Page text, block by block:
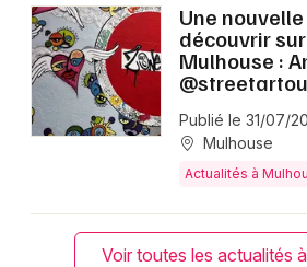
Une
découvrir sur
Mulhouse :
Publié le 31/07/
Mulhouse
Actualités à
Voir toutes les actualités